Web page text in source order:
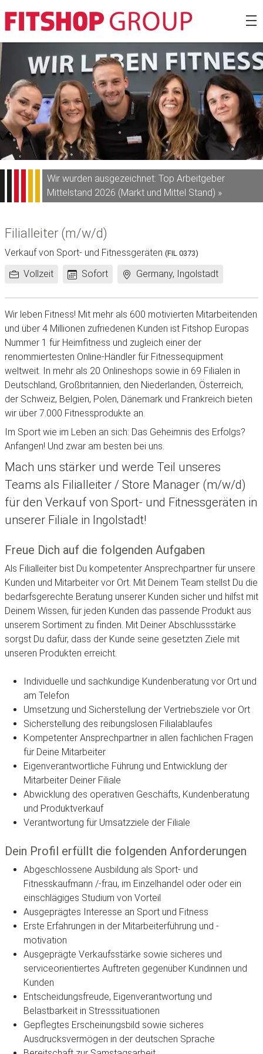
Zum
Inhalt
springen
Fitshop
Wir wurden ausgezeichnet: Top Arbeitgeber
Mittelstand 2026 (Markt und Mittel Stand) »
Filialleiter (m/w/d)
Verkauf von Sport- und Fitnessgeräten (FIL 0373)
Arbeitszeit:
Vollzeit
Frühestes
Sofort Standort:
Germany, Ingolstadt
Wir leben Fitness! Mit mehr als 600 motivierten Mitarbeitenden
und über 4 Millionen zufriedenen Kunden ist Fitshop Europas
Nummer 1 für Heimfitness und zugleich einer der
renommiertesten Online-Händler für Fitnessequipment
weltweit. In mehr als 20 Onlineshops sowie in 69 Filialen in
Deutschland, Großbritannien, den Niederlanden, Österreich,
der Schweiz, Belgien, Polen, Dänemark und Frankreich bieten
wir über 7.000 Fitnessprodukte an.
Im Sport wie im Leben an sich: Das Geheimnis des Erfolgs?
Anfangen! Und zwar am besten bei uns.
Mach uns stärker und werde Teil unseres
Teams als Filialleiter / Store Manager (m/w/d)
für den Verkauf von Sport- und Fitnessgeräten in
unserer Filiale in Ingolstadt!
Freue Dich auf die folgenden Aufgaben
Als Filialleiter bist Du kompetenter Ansprechpartner für unsere
Kunden und Mitarbeiter vor Ort. Mit Deinem Team stellst Du die
bedarfsgerechte Beratung unserer Kunden sicher und hilfst mit
Deinem Wissen, für jeden Kunden das passende Produkt aus
unserem Sortiment zu finden. Mit Deiner Abschlussstärke
sorgst Du dafür, dass der Kunde seine gesetzten Ziele mit
unseren Produkten erreicht.
Individuelle und sachkundige Kundenberatung vor Ort und
am Telefon
Umsetzung und Sicherstellung der Vertriebsziele vor Ort
Sicherstellung des reibungslosen Filialablaufes
Kompetenter Ansprechpartner in allen fachlichen Fragen
für Deine Mitarbeiter
Eigenverantwortliche Führung und Entwicklung der
Mitarbeiter Deiner Filiale
Abwicklung des operativen Geschäfts, Kundenberatung
und Produktverkauf
Verantwortung für Umsatzziele der Filiale
Dein Profil erfüllt die folgenden Anforderungen
Abgeschlossene Ausbildung als Sport- und
Fitnesskaufmann /-frau, im Einzelhandel oder oder ein
einschlägiges Studium von Vorteil
Ausgeprägtes Interesse an Sport und Fitness
Erste Erfahrungen in der Mitarbeiterführung und -
motivation
Ausgeprägte Verkaufsstärke sowie sicheres und
serviceorientiertes Auftreten gegenüber Kundinnen und
Kunden
Entscheidungsfreude, Eigenverantwortung und
Belastbarkeit in Stresssituationen
Gepflegtes Erscheinungsbild sowie sicheres
Ausdrucksvermögen in der deutschen Sprache